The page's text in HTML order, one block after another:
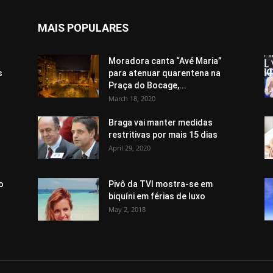
MAIS POPULARES
Moradora canta “Avé Maria”
para atenuar quarentena na
Praça do Bocage,...
March 18, 2020
Braga vai manter medidas
restritivas por mais 15 dias
April 29, 2020
Pivô da TVI mostra-se em
biquíni em férias de luxo
May 2, 2018